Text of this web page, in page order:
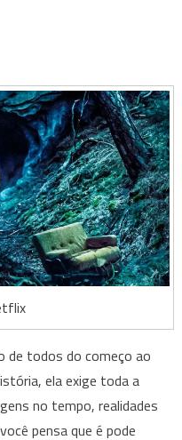
de todos do começo ao
ela exige toda a
no tempo, realidades
pensa que é pode